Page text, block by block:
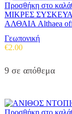
Προσθήκη στο
ΜΙΚΡΕΣ
ΑΛΘΑΙΑ Althaea
Γεωπονική
€2.00
9 σε απόθεμα
Προσθήκη στο